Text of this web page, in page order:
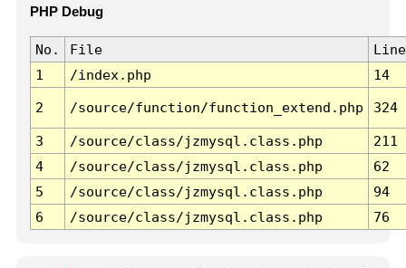
PHP Debug
No. File
Line
1
/index.php 14
2 /source/function/function_extend.php 324
3 /source/class/jzmysql.class.php
211
4
/source/class/jzmysql.class.php
62
5
/source/class/jzmysql.class.php
94
6
/source/class/jzmysql.class.php 76